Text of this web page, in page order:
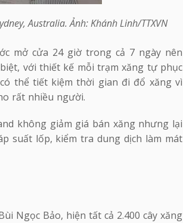
Australia. Ảnh: Khánh Linh/TTXVN
mở cửa 24 giờ trong cả 7 ngày nên
với thiết kế mỗi trạm xăng tự phục
thể tiết kiệm thời gian đi đổ xăng vì
rất nhiều người.
không giảm giá bán xăng nhưng lại
suất lốp, kiểm tra dung dịch làm mát
Ngọc Bảo, hiện tất cả 2.400 cây xăng